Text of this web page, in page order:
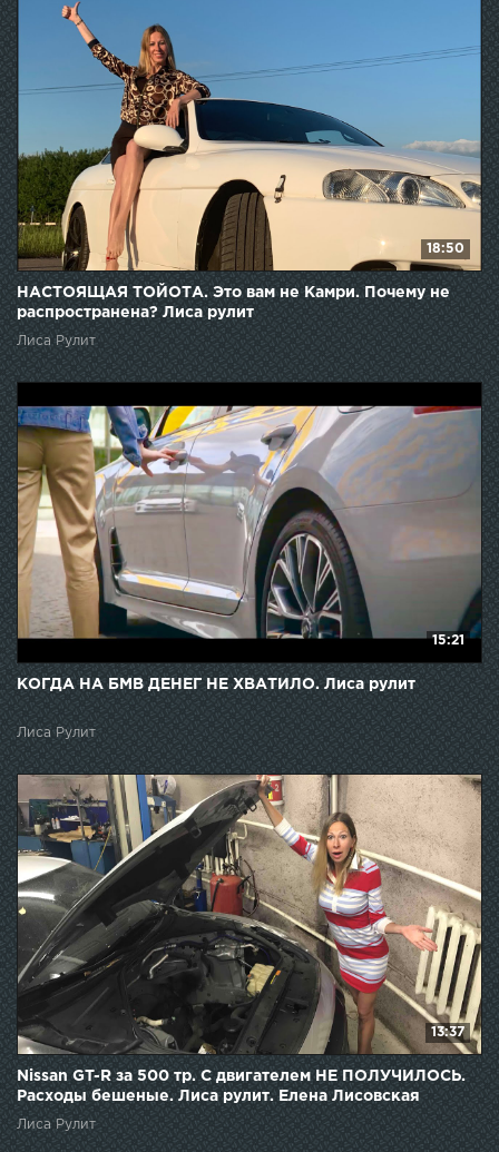
18:50
НАСТОЯЩАЯ ТОЙОТА. Это вам не Камри. Почему не
распространена? Лиса рулит
Лиса Рулит
15:21
КОГДА НА БМВ ДЕНЕГ НЕ ХВАТИЛО. Лиса рулит
Лиса Рулит
13:37
Nissan GT-R за 500 тр. С двигателем НЕ ПОЛУЧИЛОСЬ.
Расходы бешеные. Лиса рулит. Елена Лисовская
Лиса Рулит